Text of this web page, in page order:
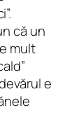
că un
mult
e